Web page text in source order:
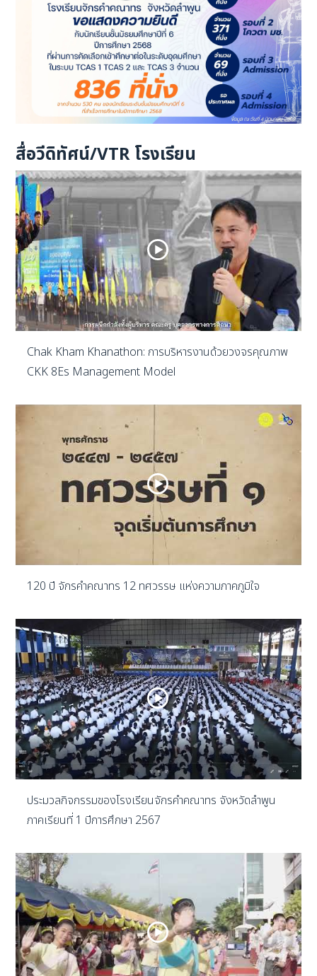
สื่อวีดิทัศน์/VTR โรงเรียน
Chak Kham Khanathon: การบริหารงานด้วยวงจรคุณภาพ
CKK 8Es Management Model
120 ปี จักรคำคณาทร 12 ทศวรรษ แห่งความภาคภูมิใจ
ประมวลกิจกรรมของโรงเรียนจักรคำคณาทร จังหวัดลำพูน
ภาคเรียนที่ 1 ปีการศึกษา 2567